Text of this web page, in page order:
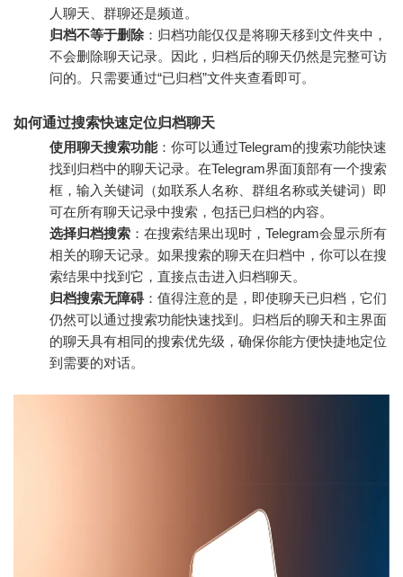
人聊天、群聊还是频道。
归档不等于删除 ：归档功能仅仅是将聊天移到文件夹中，
不会删除聊天记录。因此，归档后的聊天仍然是完整可访
问的。只需要通过“已归档”文件夹查看即可。
如何通过搜索快速定位归档聊天
使用聊天搜索功能：你可以通过Telegram的搜索功能快速
找到归档中的聊天记录。在Telegram界面顶部有一个搜索
框，输入关键词（如联系人名称、群组名称或关键词）即
可在所有聊天记录中搜索，包括已归档的内容。
选择归档搜索 ：在搜索结果出现时，Telegram会显示所有
相关的聊天记录。如果搜索的聊天在归档中，你可以在搜
索结果中找到它，直接点击进入归档聊天。
归档搜索无障碍：值得注意的是，即使聊天已归档，它们
仍然可以通过搜索功能快速找到。归档后的聊天和主界面
的聊天具有相同的搜索优先级，确保你能方便快捷地定位
到需要的对话。